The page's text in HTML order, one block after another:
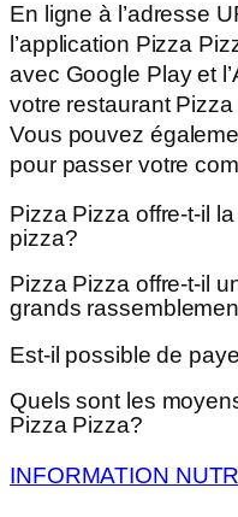
En ligne à l’adresse
l’application Pizza
avec Google Play et
votre restaurant
Vous pouvez
pour passer votre
Pizza Pizza offre-t-il
pizza?
Pizza Pizza offre-t-il
grands
Est-il possible de
Quels sont les
Pizza Pizza?
INFORMATION